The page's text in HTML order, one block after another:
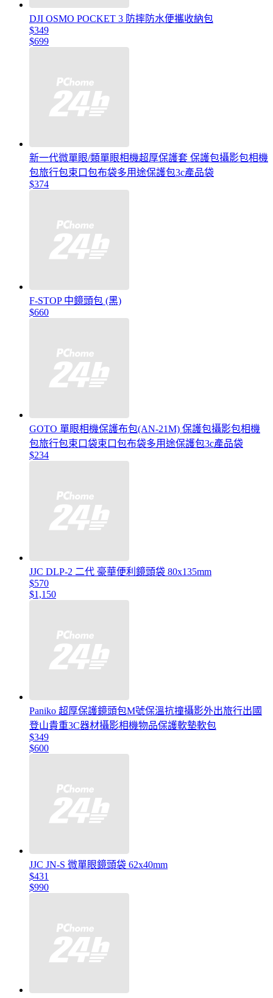
DJI OSMO POCKET 3 防摔防水便攜收納包
$349
$699
新一代微單眼/類單眼相機超厚保護套 保護包攝影包相機
包旅行包束口包布袋多用途保護包3c產品袋
$374
F-STOP 中鏡頭包 (黑)
$660
GOTO 單眼相機保護布包(AN-21M) 保護包攝影包相機
包旅行包束口袋束口包布袋多用途保護包3c產品袋
$234
JJC DLP-2 二代 豪華便利鏡頭袋 80x135mm
$570
$1,150
Paniko 超厚保護鏡頭包M號保溫抗撞攝影外出旅行出國
登山貴重3C器材攝影相機物品保護軟墊軟包
$349
$600
JJC JN-S 微單眼鏡頭袋 62x40mm
$431
$990